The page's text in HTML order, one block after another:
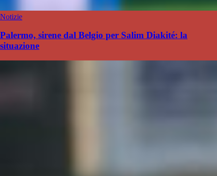
Notizie
Palermo, sirene dal Belgio per Salim Diakité: la
situazione